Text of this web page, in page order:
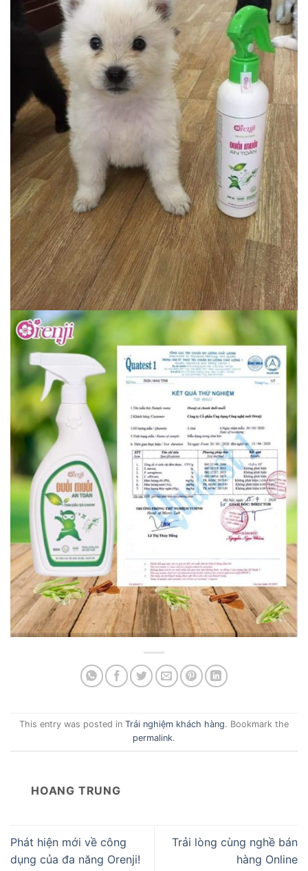
This entry was posted in Trải nghiệm khách hàng. Bookmark the
permalink.
HOANG TRUNG
Phát hiện mới về công
dụng của đa năng Orenji!
Trải lòng cùng nghề bán
hàng Online